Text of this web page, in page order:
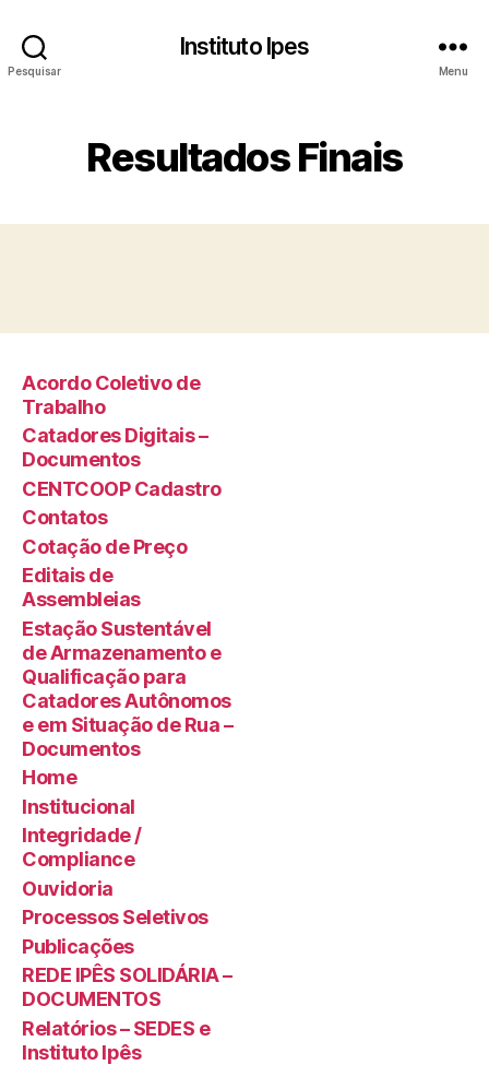
Pesquisar
Instituto Ipes
Menu
Resultados Finais
Acordo Coletivo de
Trabalho
Catadores Digitais –
Documentos
CENTCOOP Cadastro
Contatos
Cotação de Preço
Editais de
Assembleias
Estação Sustentável
de Armazenamento e
Qualificação para
Catadores Autônomos
e em Situação de Rua –
Documentos
Home
Institucional
Integridade /
Compliance
Ouvidoria
Processos Seletivos
Publicações
REDE IPÊS SOLIDÁRIA –
DOCUMENTOS
Relatórios – SEDES e
Instituto Ipês